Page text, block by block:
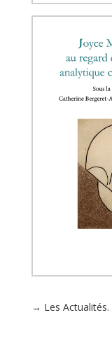
→ Les Actualités.